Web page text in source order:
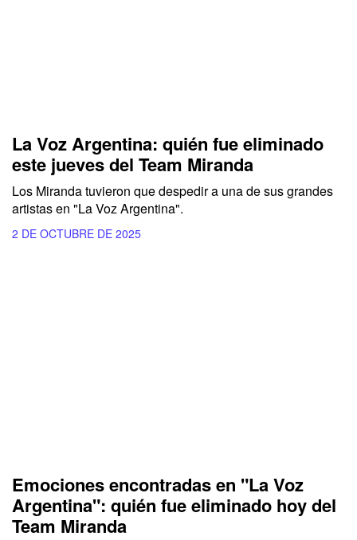
La Voz Argentina: quién fue eliminado
este jueves del Team Miranda
Los Miranda tuvieron que despedir a una de sus grandes
artistas en "La Voz Argentina".
2 DE OCTUBRE DE 2025
Emociones encontradas en "La Voz
Argentina": quién fue eliminado hoy del
Team Miranda